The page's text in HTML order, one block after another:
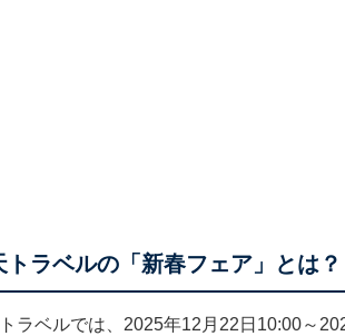
トラベルの「新春フェア」とは？
ラベルでは、2025年12月22日10:00～